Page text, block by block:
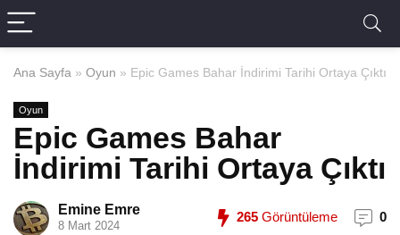
Ana Sayfa » Oyun » Epic Games Bahar İndirimi Tarihi Ortaya Çıktı
Oyun
Epic Games Bahar
İndirimi Tarihi Ortaya Çıktı
Emine Emre
8 Mart 2024
265 Görüntüleme 0